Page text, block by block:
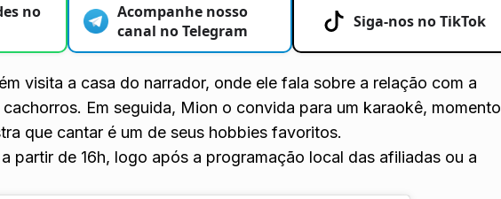
no
Acompanhe nosso
canal no Telegram
Siga-nos no TikTok
visita a casa do narrador, onde ele fala sobre a relação com a
Em seguida, Mion o convida para um karaokê, momento
que cantar é um de seus hobbies favoritos.
partir de 16h, logo após a programação local das afiliadas ou a